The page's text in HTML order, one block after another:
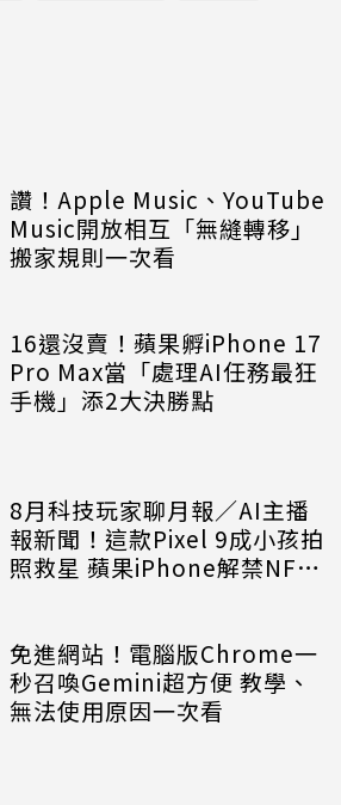
讚！Apple Music、YouTube
Music開放相互「無縫轉移」
搬家規則一次看
16還沒賣！蘋果孵iPhone 17
Pro Max當「處理AI任務最狂
手機」添2大決勝點
8月科技玩家聊月報／AI主播
報新聞！這款Pixel 9成小孩拍
照救星 蘋果iPhone解禁NFC
免進網站！電腦版Chrome一
秒召喚Gemini超方便 教學、
無法使用原因一次看